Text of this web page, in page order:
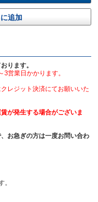
追加
ります。
営業日かかります。
レジット決済にてお願いいた
が発生する場合がございま
お急ぎの方は一度お問い合わ
。